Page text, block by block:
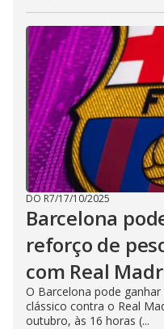
DO R7/17/10/2025
Barcelona
reforço de
com Real
O Barcelona pode
clássico contra o Real
outubro, às 16 horas (...